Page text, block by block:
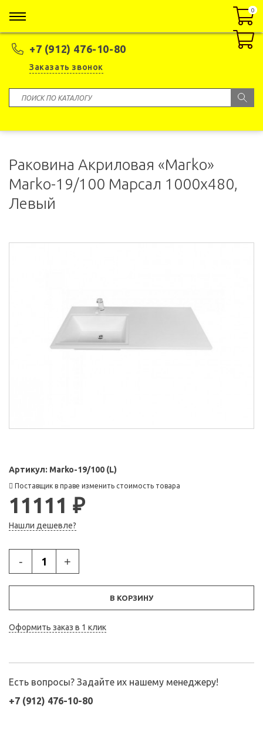
+7 (912) 476-10-80
Заказать звонок
0
0
Раковина Акриловая «Marko»
Marko-19/100 Марсал 1000x480,
Левый
Артикул: Marko-19/100 (L)
Поставщик в праве изменить стоимость товара
11111 ₽
Нашли дешевле?
- +
В КОРЗИНУ
Оформить заказ в 1 клик
Есть вопросы? Задайте их нашему менеджеру!
+7 (912) 476-10-80